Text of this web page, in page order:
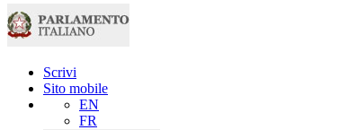
Scrivi
Sito mobile
EN
FR